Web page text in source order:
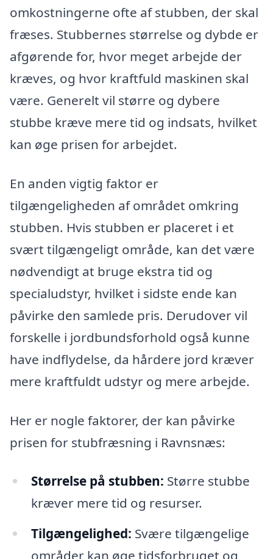
omkostningerne ofte af stubben, der skal
fræses. Stubbernes størrelse og dybde er
afgørende for, hvor meget arbejde der
kræves, og hvor kraftfuld maskinen skal
være. Generelt vil større og dybere
stubbe kræve mere tid og indsats, hvilket
kan øge prisen for arbejdet.
En anden vigtig faktor er
tilgængeligheden af området omkring
stubben. Hvis stubben er placeret i et
svært tilgængeligt område, kan det være
nødvendigt at bruge ekstra tid og
specialudstyr, hvilket i sidste ende kan
påvirke den samlede pris. Derudover vil
forskelle i jordbundsforhold også kunne
have indflydelse, da hårdere jord kræver
mere kraftfuldt udstyr og mere arbejde.
Her er nogle faktorer, der kan påvirke
prisen for stubfræsning i Ravnsnæs:
Størrelse på stubben: Større stubbe
kræver mere tid og resurser.
Tilgængelighed: Svære tilgængelige
områder kan øge tidsforbruget og